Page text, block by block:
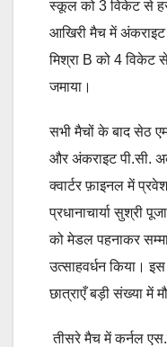
स्कूल को 3 विकेट से
आखिरी मैच में अंकराइट
मिश्रा B को 4 विकेट
जमाया।
सभी मैचों के बाद सेठ
और अंकराइट पी.सी.
क्वार्टर फ़ाइनल में
प्रधानाचार्या सुश्री
को मेडल पहनाकर
उत्साहवर्धन किया।
छात्राएँ बड़ी संख्या में
तीसरे मैच में कर्नल